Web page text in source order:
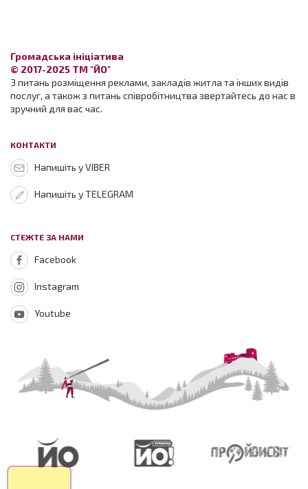
Громадська ініціатива
© 2017-2025 ТМ "ЙО"
З питань розміщення реклами, закладів житла та інших видів
послуг, а також з питань співробітництва звертайтесь до нас в
зручний для вас час.
КОНТАКТИ
Напишіть у VIBER
Напишіть у TELEGRAM
СТЕЖТЕ ЗА НАМИ
Facebook
Instagram
Youtube